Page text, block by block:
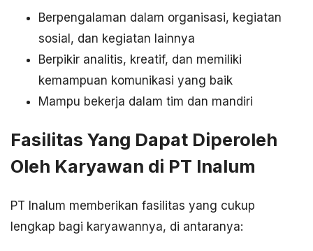
Berpengalaman dalam organisasi, kegiatan
sosial, dan kegiatan lainnya
Berpikir analitis, kreatif, dan memiliki
kemampuan komunikasi yang baik
Mampu bekerja dalam tim dan mandiri
Fasilitas Yang Dapat Diperoleh
Oleh Karyawan di PT Inalum
PT Inalum memberikan fasilitas yang cukup
lengkap bagi karyawannya, di antaranya: